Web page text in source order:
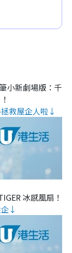
小新劇場版：千
救屋企人啦↓
冰感風扇！
↓